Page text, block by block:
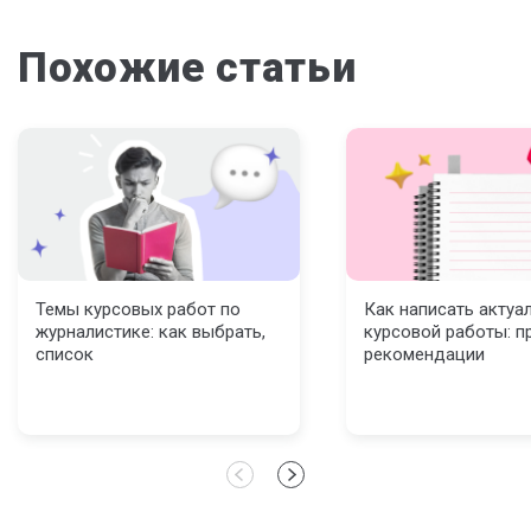
Похожие статьи
Темы курсовых работ по
журналистике: как выбрать,
список
Как написать
курсовой работы:
рекомендации